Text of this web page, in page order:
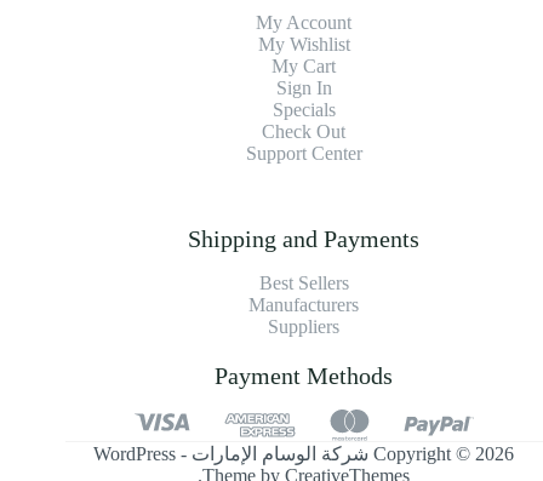
My Account
My Wishlist
My Cart
Sign In
Specials
Check Out
Support Center
Shipping and Payments
Best Sellers
Manufacturers
Suppliers
Payment Methods
Copyright © 2026 شركة الوسام الإمارات - WordPress
Theme byCreativeThemes
.